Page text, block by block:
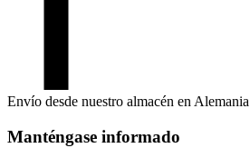
Envío desde nuestro almacén en Alemania
Manténgase informado